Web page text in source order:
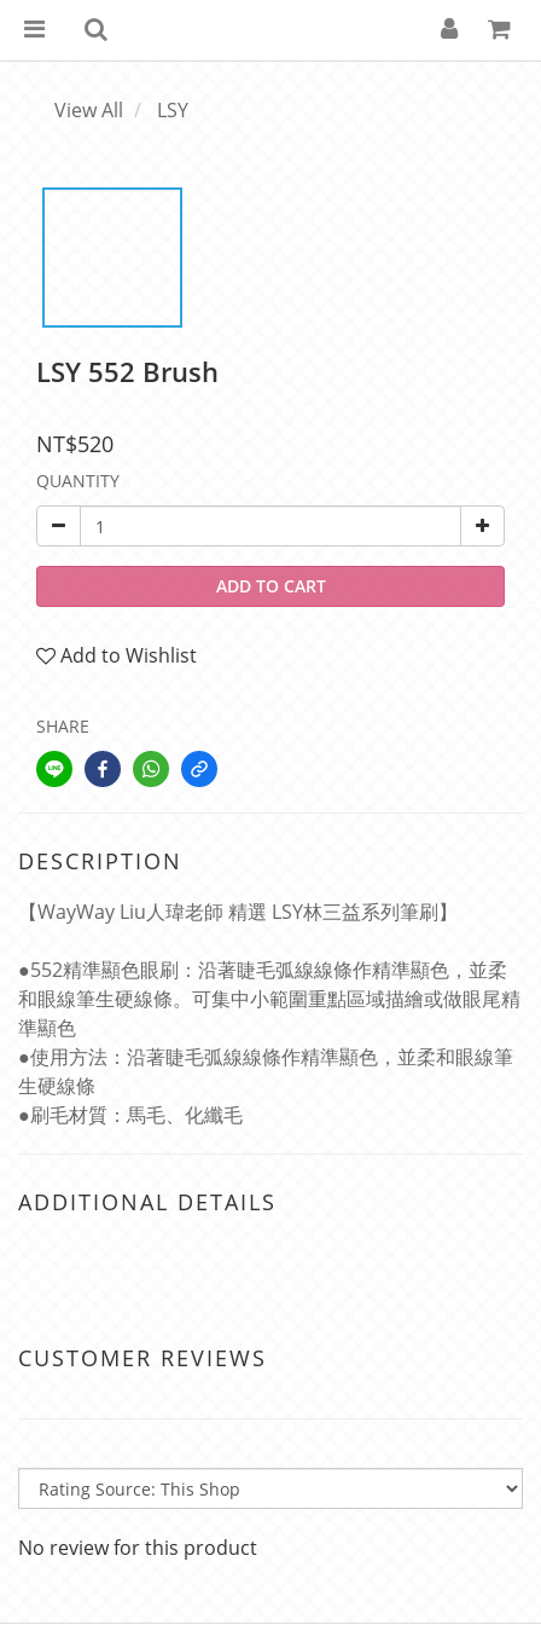
View All LSY
LSY 552 Brush
NT$520
QUANTITY
ADD TO CART
Add to Wishlist
SHARE
DESCRIPTION
【WayWay Liu人瑋老師 精選 LSY林三益系列筆刷】
●552精準顯色眼刷：沿著睫毛弧線線條作精準顯色，並柔
和眼線筆生硬線條。可集中小範圍重點區域描繪或做眼尾精
準顯色
●使用方法：沿著睫毛弧線線條作精準顯色，並柔和眼線筆
生硬線條
●刷毛材質：馬毛、化纖毛
ADDITIONAL DETAILS
CUSTOMER REVIEWS
No review for this product